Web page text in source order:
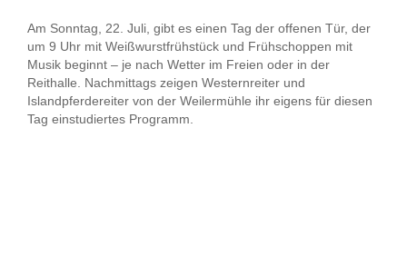
Am Sonntag, 22. Juli, gibt es einen Tag der offenen Tür, der
um 9 Uhr mit Weißwurstfrühstück und Frühschoppen mit
Musik beginnt – je nach Wetter im Freien oder in der
Reithalle. Nachmittags zeigen Westernreiter und
Islandpferdereiter von der Weilermühle ihr eigens für diesen
Tag einstudiertes Programm.